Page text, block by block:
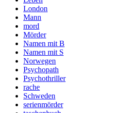
London
Mann
mord
Mörder
Namen mit B
Namen mit S
Norwegen
Psychopath
Psychothriller
rache
Schweden
serienmörder